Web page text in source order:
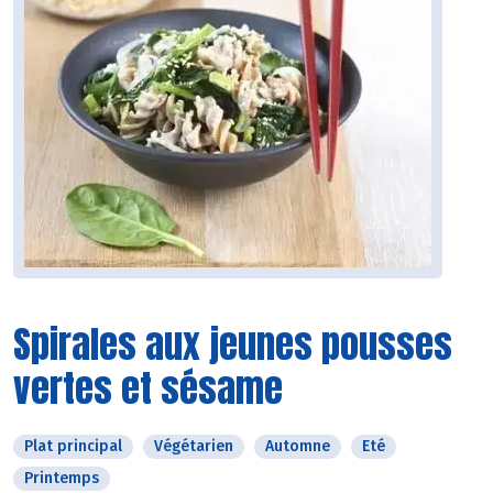
Spirales aux jeunes pousses
vertes et sésame
Plat principal Végétarien Automne
Eté
Printemps